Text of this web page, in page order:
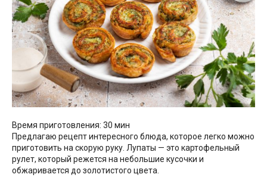
Время приготовления: 30 мин
Предлагаю рецепт интересного блюда, которое легко можно
приготовить на скорую руку. Лупаты — это картофельный
рулет, который режется на небольшие кусочки и
обжаривается до золотистого цвета.